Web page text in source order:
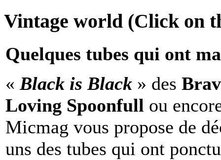
Vintage world (Click on
Quelques tubes qui ont
« Black is Black » des
Loving Spoonfull ou
Micmag vous propose de
uns des tubes qui ont